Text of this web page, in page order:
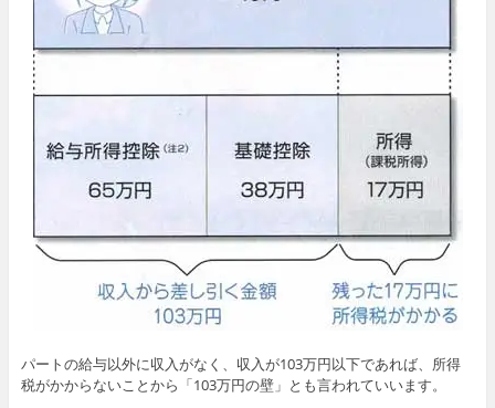
パートの給与以外に収入がなく、収入が103万円以下であれば、所得
税がかからないことから「103万円の壁」とも言われていいます。